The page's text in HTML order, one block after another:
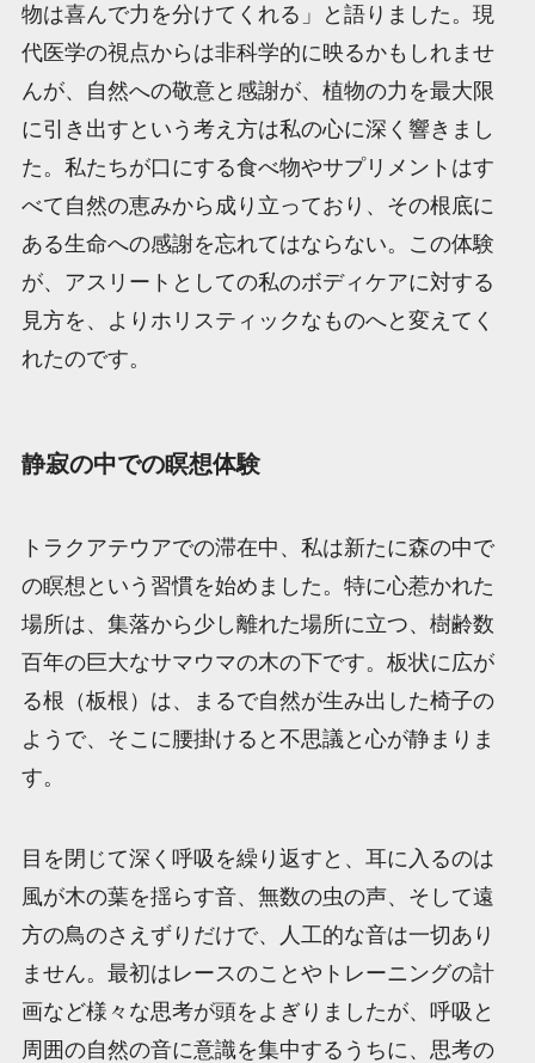
物は喜んで力を分けてくれる」と語りました。現
代医学の視点からは非科学的に映るかもしれませ
んが、自然への敬意と感謝が、植物の力を最大限
に引き出すという考え方は私の心に深く響きまし
た。私たちが口にする食べ物やサプリメントはす
べて自然の恵みから成り立っており、その根底に
ある生命への感謝を忘れてはならない。この体験
が、アスリートとしての私のボディケアに対する
見方を、よりホリスティックなものへと変えてく
れたのです。
静寂の中での瞑想体験
トラクアテウアでの滞在中、私は新たに森の中で
の瞑想という習慣を始めました。特に心惹かれた
場所は、集落から少し離れた場所に立つ、樹齢数
百年の巨大なサマウマの木の下です。板状に広が
る根（板根）は、まるで自然が生み出した椅子の
ようで、そこに腰掛けると不思議と心が静まりま
す。
目を閉じて深く呼吸を繰り返すと、耳に入るのは
風が木の葉を揺らす音、無数の虫の声、そして遠
方の鳥のさえずりだけで、人工的な音は一切あり
ません。最初はレースのことやトレーニングの計
画など様々な思考が頭をよぎりましたが、呼吸と
周囲の自然の音に意識を集中するうちに、思考の